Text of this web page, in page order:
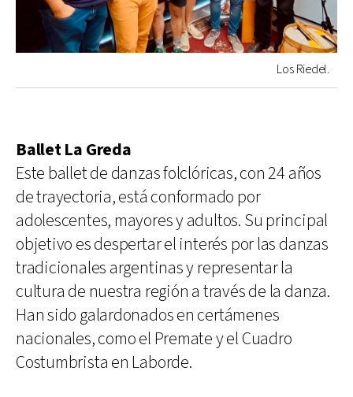
Los Riedel.
Ballet La Greda
Este ballet de danzas folclóricas, con 24 años
de trayectoria, está conformado por
adolescentes, mayores y adultos. Su principal
objetivo es despertar el interés por las danzas
tradicionales argentinas y representar la
cultura de nuestra región a través de la danza.
Han sido galardonados en certámenes
nacionales, como el Premate y el Cuadro
Costumbrista en Laborde.